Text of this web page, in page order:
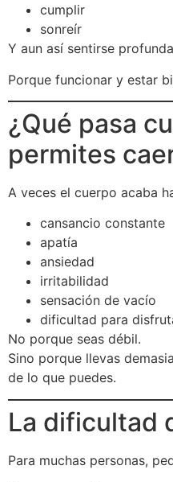
cumplir
sonreír
Y aun así sentirse
Porque funcionar y estar
¿Qué pasa
permites
A veces el cuerpo acaba
cansancio constante
apatía
ansiedad
irritabilidad
sensación de vacío
dificultad para
No porque seas débil.
Sino porque llevas
de lo que puedes.
La dificultad
Para muchas personas,